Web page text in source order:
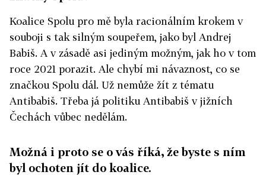
Koalice Spolu pro mě byla racionálním krokem v
souboji s tak silným soupeřem, jako byl Andrej
Babiš. A v zásadě asi jediným možným, jak ho v tom
roce 2021 porazit. Ale chybí mi návaznost, co se
značkou Spolu dál. Už nemůže žít z tématu
Antibabiš. Třeba já politiku Antibabiš v jižních
Čechách vůbec nedělám.
Možná i proto se o vás říká, že byste s ním
byl ochoten jít do koalice.